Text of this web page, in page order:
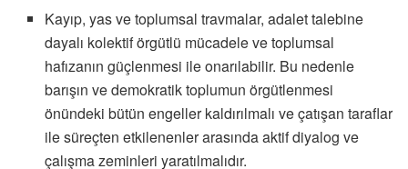
Kayıp, yas ve toplumsal travmalar, adalet talebine
dayalı kolektif örgütlü mücadele ve toplumsal
hafızanın güçlenmesi ile onarılabilir. Bu nedenle
barışın ve demokratik toplumun örgütlenmesi
önündeki bütün engeller kaldırılmalı ve çatışan taraflar
ile süreçten etkilenenler arasında aktif diyalog ve
çalışma zeminleri yaratılmalıdır.